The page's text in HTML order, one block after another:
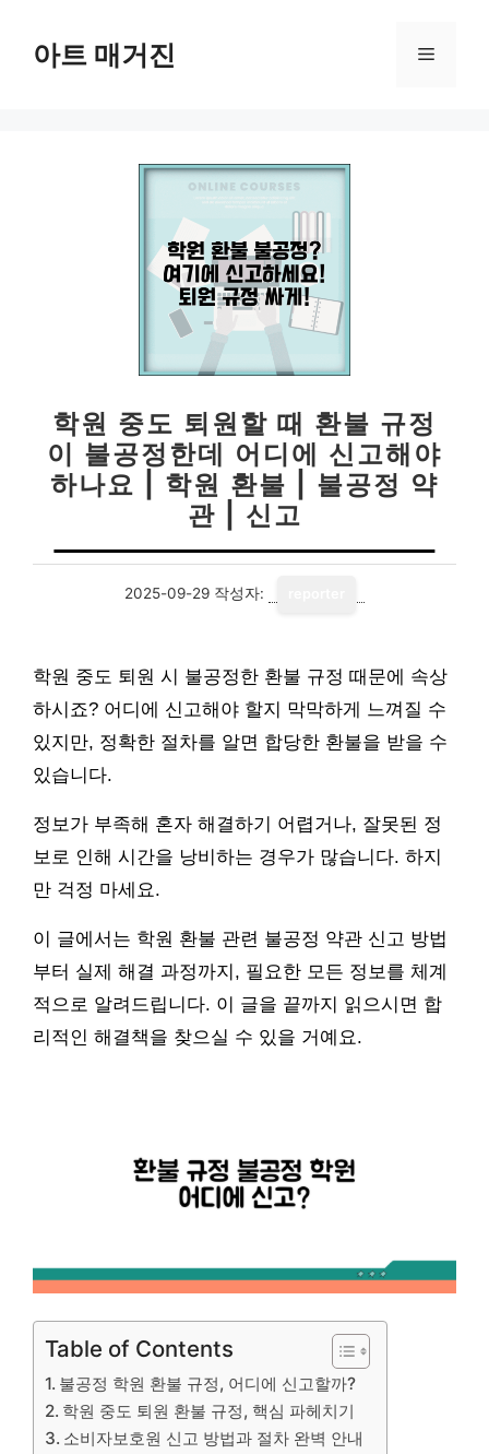
아트 매거진 메
학원 중도 퇴원할 때 환불 규정
이 불공정한데 어디에 신고해야
하나요 | 학원 환불 | 불공정 약
관 | 신고
2025-09-29 작성자:
학원 중도 퇴원 시 불공정한 환불 규정 때문에 속상
하시죠? 어디에 신고해야 할지 막막하게 느껴질 수
있지만, 정확한 절차를 알면 합당한 환불을 받을 수
있습니다.
정보가 부족해 혼자 해결하기 어렵거나, 잘못된 정
보로 인해 시간을 낭비하는 경우가 많습니다. 하지
만 걱정 마세요.
이 글에서는 학원 환불 관련 불공정 약관 신고 방법
부터 실제 해결 과정까지, 필요한 모든 정보를 체계
적으로 알려드립니다. 이 글을 끝까지 읽으시면 합
리적인 해결책을 찾으실 수 있을 거예요.
Table of Contents
불공정 학원 환불 규정, 어디에 신고할까?
학원 중도 퇴원 환불 규정, 핵심 파헤치기
소비자보호원 신고 방법과 절차 완벽 안내